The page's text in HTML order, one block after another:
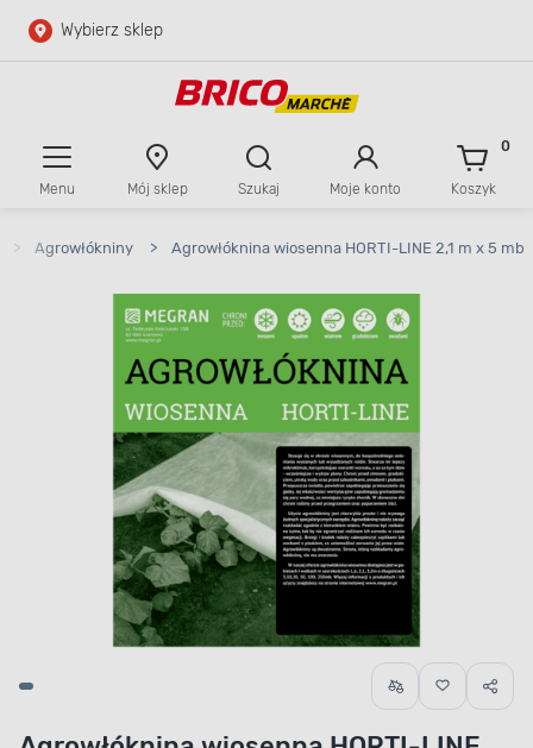
Przejdź do głównej zawartości
Wybierz sklep
Menu Mój sklep Szukaj Moje konto Koszyk
0
> Agrowłókniny > Agrowłóknina wiosenna HORTI-LINE 2,1 m x 5 mb